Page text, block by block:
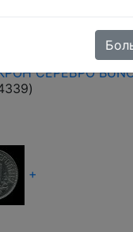
),
СЕРЕБРО
)
+